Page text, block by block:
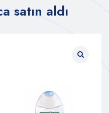
satın aldı